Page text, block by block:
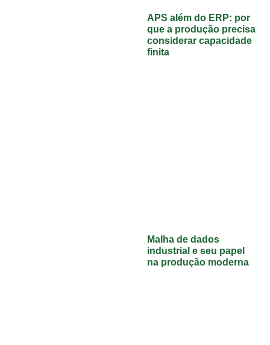
APS além do ERP: por
que a produção precisa
considerar capacidade
finita
Malha de dados
industrial e seu papel
na produção moderna